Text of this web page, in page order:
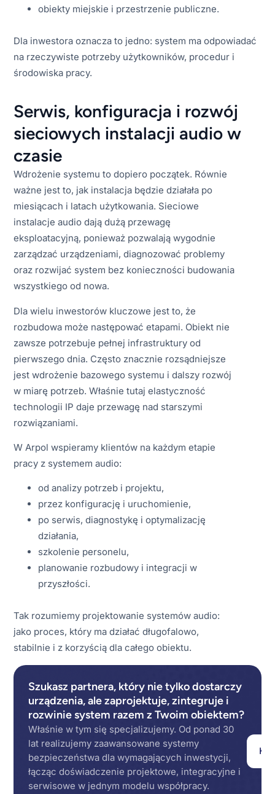
obiekty miejskie i przestrzenie publiczne.
Dla inwestora oznacza to jedno: system ma odpowiadać
na rzeczywiste potrzeby użytkowników, procedur i
środowiska pracy.
Serwis, konfiguracja i rozwój
sieciowych instalacji audio w
czasie
Wdrożenie systemu to dopiero początek. Równie
ważne jest to, jak instalacja będzie działała po
miesiącach i latach użytkowania. Sieciowe
instalacje audio dają dużą przewagę
eksploatacyjną, ponieważ pozwalają wygodnie
zarządzać urządzeniami, diagnozować problemy
oraz rozwijać system bez konieczności budowania
wszystkiego od nowa.
Dla wielu inwestorów kluczowe jest to, że
rozbudowa może następować etapami. Obiekt nie
zawsze potrzebuje pełnej infrastruktury od
pierwszego dnia. Często znacznie rozsądniejsze
jest wdrożenie bazowego systemu i dalszy rozwój
w miarę potrzeb. Właśnie tutaj elastyczność
technologii IP daje przewagę nad starszymi
rozwiązaniami.
W Arpol wspieramy klientów na każdym etapie
pracy z systemem audio:
od analizy potrzeb i projektu,
przez konfigurację i uruchomienie,
po serwis, diagnostykę i optymalizację
działania,
szkolenie personelu,
planowanie rozbudowy i integracji w
przyszłości.
Tak rozumiemy projektowanie systemów audio:
jako proces, który ma działać długofalowo,
stabilnie i z korzyścią dla całego obiektu.
Szukasz partnera, który nie tylko dostarczy
urządzenia, ale zaprojektuje, zintegruje i
rozwinie system razem z Twoim obiektem?
Właśnie w tym się specjalizujemy. Od ponad 30
lat realizujemy zaawansowane systemy
bezpieczeństwa dla wymagających inwestycji,
łącząc doświadczenie projektowe, integracyjne i
serwisowe w jednym modelu współpracy.